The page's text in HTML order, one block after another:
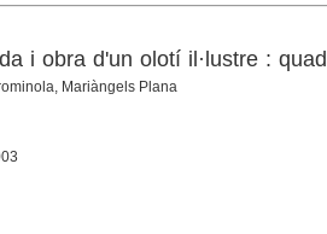
i obra d'un olotí il·lustre :
Mariàngels Plana